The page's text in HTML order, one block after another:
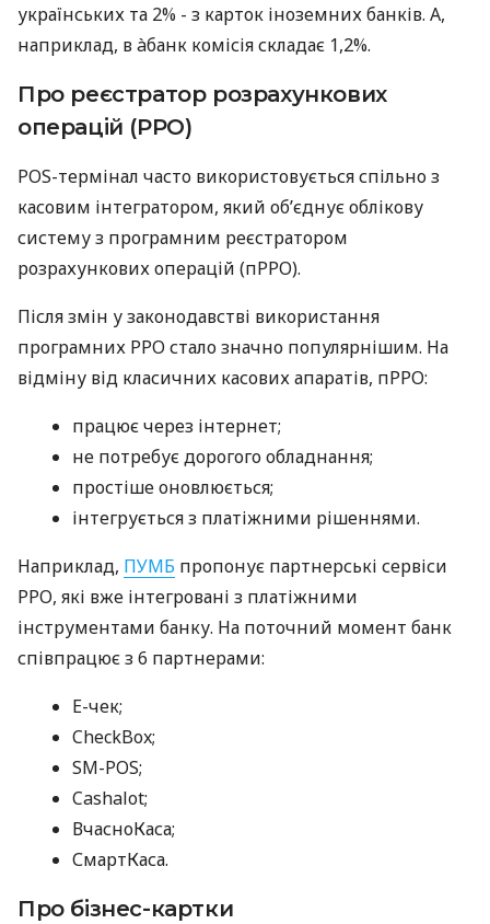
українських та 2% - з карток іноземних банків. А,
наприклад, в àбанк комісія складає 1,2%.
Про реєстратор розрахункових
операцій (РРО)
POS-термінал часто використовується спільно з
касовим інтегратором, який об’єднує облікову
систему з програмним реєстратором
розрахункових операцій (пРРО).
Після змін у законодавстві використання
програмних РРО стало значно популярнішим. На
відміну від класичних касових апаратів, пРРО:
працює через інтернет;
не потребує дорогого обладнання;
простіше оновлюється;
інтегрується з платіжними рішеннями.
Наприклад, ПУМБ пропонує партнерські сервіси
РРО, які вже інтегровані з платіжними
інструментами банку. На поточний момент банк
співпрацює з 6 партнерами:
E-чек;
CheckBox;
SM-POS;
Cashalot;
ВчасноКаса;
СмартКаса.
Про бізнес-картки